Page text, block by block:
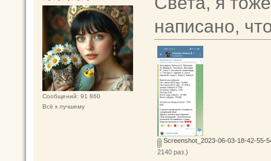
Сообщений: 91 860
Всё к лучшему
написано,
Screenshot_2023-06-03-18-42-55-
2140 раз.)